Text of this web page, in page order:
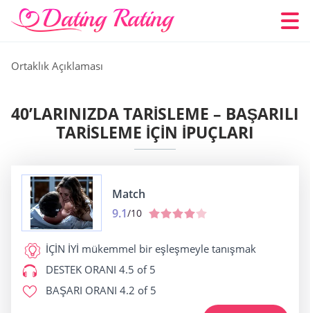
Ortaklık Açıklaması
40’LARINIZDA TARISLEME – BAŞARILI
TARISLEME IÇIN İPUÇLARI
Match
9.1/10
İÇİN İYİ mükemmel bir eşleşmeyle tanışmak
DESTEK ORANI 4.5 of 5
BAŞARI ORANI 4.2 of 5